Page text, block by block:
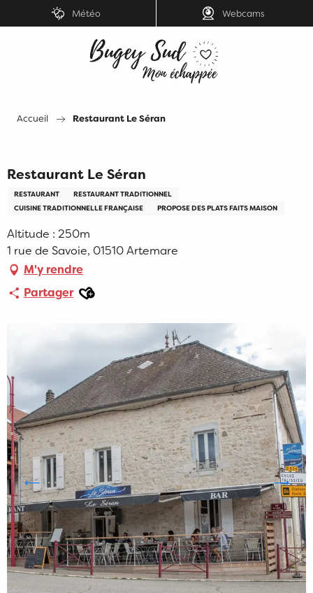
au
Météo Webcams
Accueil Restaurant Le Séran
Restaurant Le Séran
RESTAURANT
RESTAURANT TRADITIONNEL
CUISINE TRADITIONNELLE FRANÇAISE
PROPOSE DES PLATS FAITS MAISON
Altitude : 250m
1 rue de Savoie, 01510 Artemare
M'y rendre
PartagerAjouter aux favoris